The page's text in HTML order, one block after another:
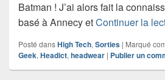
Batman ! J’ai alors fait la
basé à Annecy etContinuer la
Posté dansHigh Tech, Sorties | Marqué
Geek, Headict, headwear | Publier un